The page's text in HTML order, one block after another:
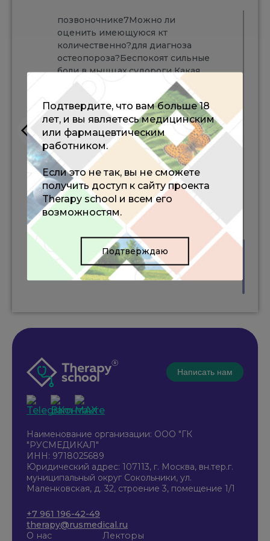
позвоночнике7Можно ли
оценить имеющуюся кт
количественно?для диагноза
остеопороза?Беспокоят сильные
боли в мыщцах,судороги Какая
тактика лечения? спасибо
Елена Сиротенко (Врач)
Уважаемые коллеги! Благодарим
вас за участие в мероприятии!
Ждем вас на наших будущих
мероприятиях. Подписывайтесь
на нас в социальных сетях и
узнавайте первыми обо всех
образовательных мероприятиях:
https://vk.com/therapyschool
https://t.me/TherapyschoolNews
Написать нам
Наименование организации: ООО "ГК
"РУСМЕДИКАЛ"
ИНН: 9718025689
Юридический адрес: 107113, г. Москва, вн.тер.г.
муниципальный округ Сокольники, ул.
Маленковская, д. 32, строение 3, помещение 1/1
+7 961 196-42-49
therapy@rusmedical.ru
О нас
Лекторы
Подтвердите, что вам больше 18
лет, и вы являетесь медицинским
или фармацевтическим
работником.
Если это не так, вы не сможете
получить доступ к сайту проекта
Therapy school и всем его
возможностям.
Подтверждаю